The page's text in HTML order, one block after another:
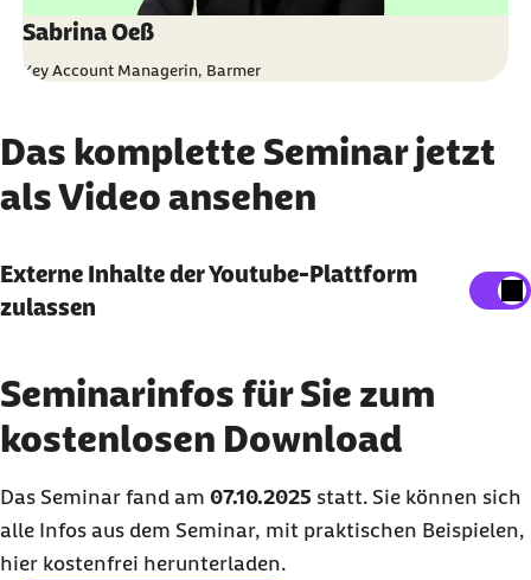
Sabrina Oeß
Key Account Managerin, Barmer
Das komplette Seminar jetzt
als Video ansehen
Externe Inhalte anzeigen
Sie können an dieser Stelle einstellen, alle externen
Ich bin damit einverstanden, dass personenbezogene
Daten an Drittplattformen übermittelt werden.
Mehr dazu in unserer Datenschutzerklärung
Externe Inhalte der Youtube-Plattform
zulassen
Seminarinfos für Sie zum
kostenlosen Download
Das Seminar fand am 07.10.2025 statt. Sie können sich
alle Infos aus dem Seminar, mit praktischen Beispielen,
hier kostenfrei herunterladen.